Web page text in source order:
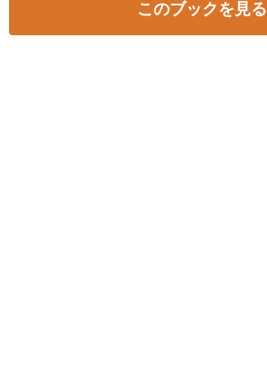
このブックを見る